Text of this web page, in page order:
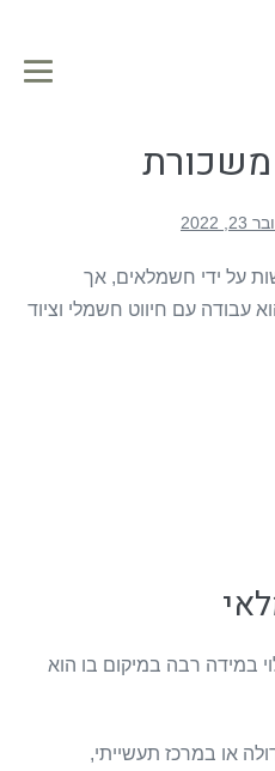
2022
על ידי חשמלאים, אך
עבודה עם חיווט חשמלי וציוד
במידה רבה במיקום בו הוא
או במרכז תעשייתי,